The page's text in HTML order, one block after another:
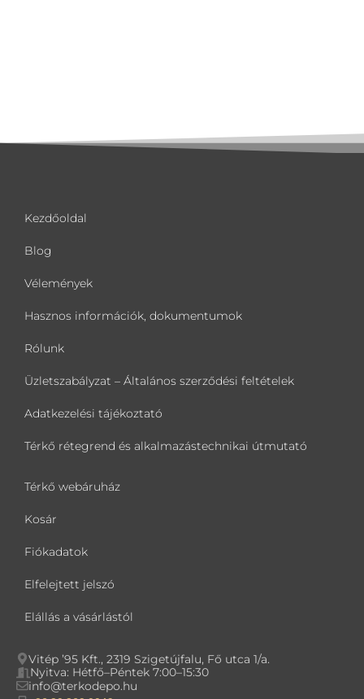
Kezdőoldal
Blog
Vélemények
Hasznos információk, dokumentumok
Rólunk
Üzletszabályzat – Általános szerződési feltételek
Adatkezelési tájékoztató
Térkő rétegrend és alkalmazástechnikai útmutató
Térkő webáruház
Kosár
Fiókadatok
Elfelejtett jelszó
Elállás a vásárlástól
Vitép ’95 Kft., 2319 Szigetújfalu, Fő utca 1/a.
Nyitva: Hétfő–Péntek 7:00–15:30
info@terkodepo.hu